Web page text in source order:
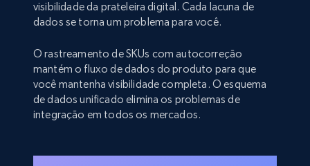
visibilidade da prateleira digital. Cada lacuna de
dados se torna um problema para você.
O rastreamento de SKUs com autocorreção
mantém o fluxo de dados do produto para que
você mantenha visibilidade completa. O esquema
de dados unificado elimina os problemas de
integração em todos os mercados.